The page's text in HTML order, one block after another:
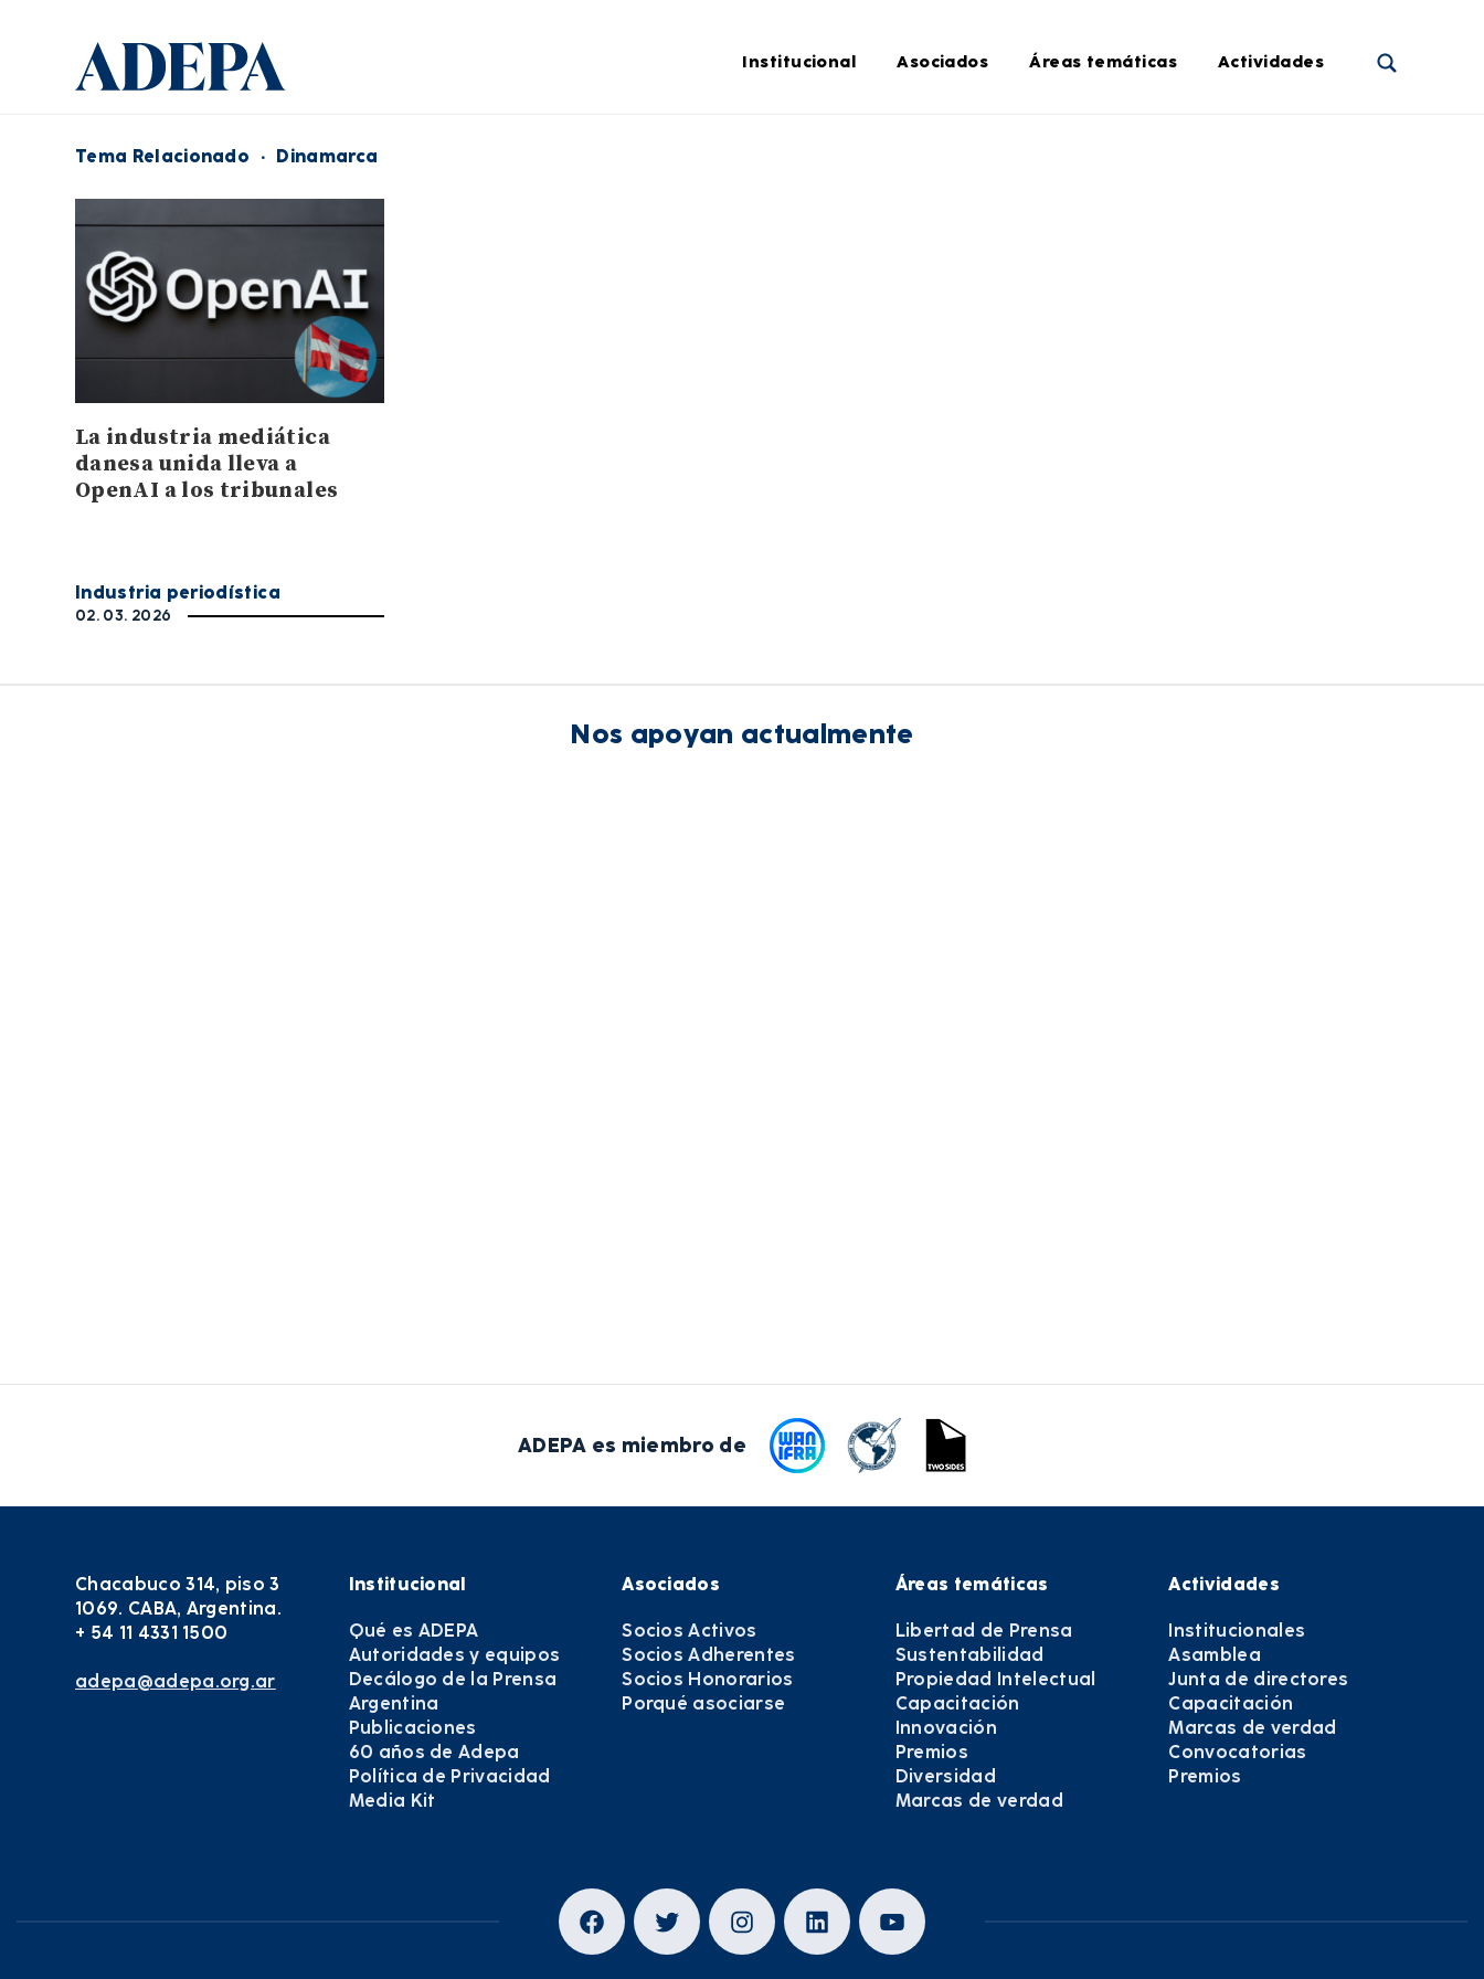
Institucional Asociados Áreas temáticas Actividades
Tema Relacionado · Dinamarca
La industria mediática
danesa unida lleva a
OpenAI a los tribunales
Industria periodística
02. 03. 2026
Nos apoyan actualmente
ADEPA es miembro de
Chacabuco 314, piso 3
1069. CABA, Argentina.
+ 54 11 4331 1500
adepa@adepa.org.ar
Institucional
Qué es ADEPA
Autoridades y equipos
Decálogo de la Prensa
Argentina
Publicaciones
60 años de Adepa
Política de Privacidad
Media Kit
Asociados
Socios Activos
Socios Adherentes
Socios Honorarios
Porqué asociarse
Áreas temáticas
Libertad de Prensa
Sustentabilidad
Propiedad Intelectual
Capacitación
Innovación
Premios
Diversidad
Marcas de verdad
Actividades
Institucionales
Asamblea
Junta de directores
Capacitación
Marcas de verdad
Convocatorias
Premios
Facebook
TwitterInstagram
LinkedInYouTube